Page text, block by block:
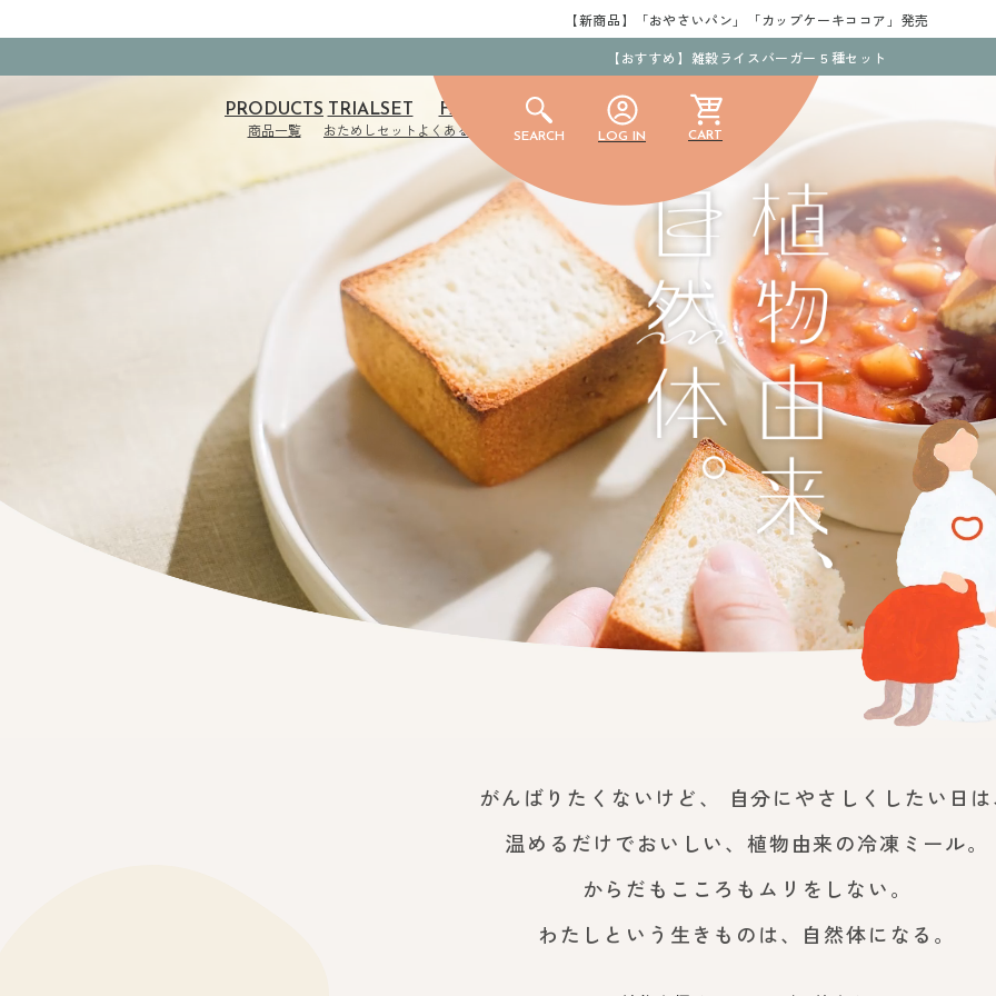
【新商品】「おやさいパン」「カップケーキココア」発売
【おすすめ】雑穀ライスバーガー５種セット
PRODUCTS
商品一覧
TRIALSET
おためしセット
FAQ
よくある質問 SEARCH LOG IN CART
カ
ト
がんばりたくないけど、
自分にやさしくしたい日
温めるだけでおいしい、植物由来の冷凍ミール。
からだもこころもムリをしない。
わたしという生きものは、自然体になる。